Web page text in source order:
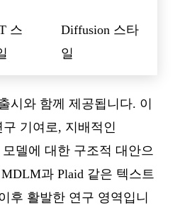
스
Diffusion 스타
일
시와 함께 제공됩니다. 이
기여로, 지배적인
모델에 대한 구조적 대안으
과 Plaid 같은 텍스트
후 활발한 연구 영역입니